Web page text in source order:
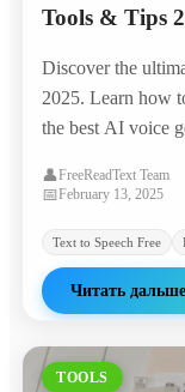
Tools & Tips
Discover the
2025. Learn how
the best AI voice
👤FreeReadText Team
📅February 13, 2025
Text to Speech Free
Читать дальше
TOOLS